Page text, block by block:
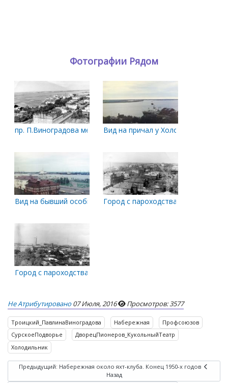
Фотографии Рядом
пр. П.Виноградова между улицами Правды и Серафимовича
Вид на причал у Холодильника.
Вид на бывший особняк Беляевского из здания СМП. 1983
Город с пароходства
Город с пароходства
Не Атрибутировано 07 Июля, 2016 Просмотров: 3577
Троицкий_ПавлинаВиноградова Набережная
Профсоюзов
СурскоеПодворье
ДворецПионеров_КукольныйТеатр
Холодильник
Предыдущий: Набережная около яхт-клуба. Конец 1950-х годов
Назад